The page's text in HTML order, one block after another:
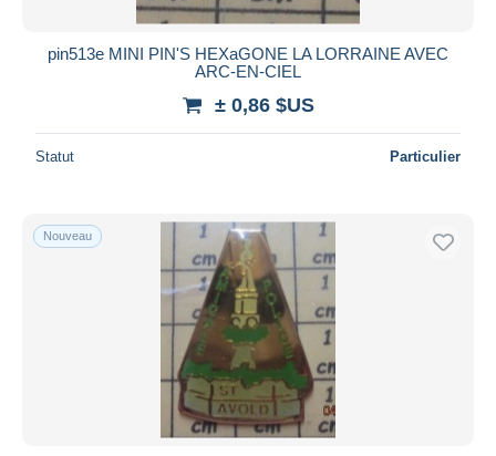
pin513e MINI PIN'S HEXaGONE LA LORRAINE AVEC
ARC-EN-CIEL
± 0,86 $US
Statut Particulier
Nouveau